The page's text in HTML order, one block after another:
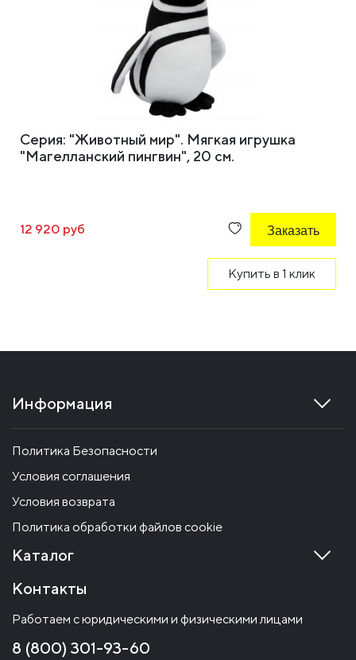
Серия: "Животный мир". Мягкая игрушка
"Магелланский пингвин", 20 см.
12 920 руб Заказать
Купить в 1 клик
Информация
Политика Безопасности
Условия соглашения
Условия возврата
Политика обработки файлов cookie
Каталог
Контакты
Работаем с юридическими и физическими лицами
8 (800) 301-93-60